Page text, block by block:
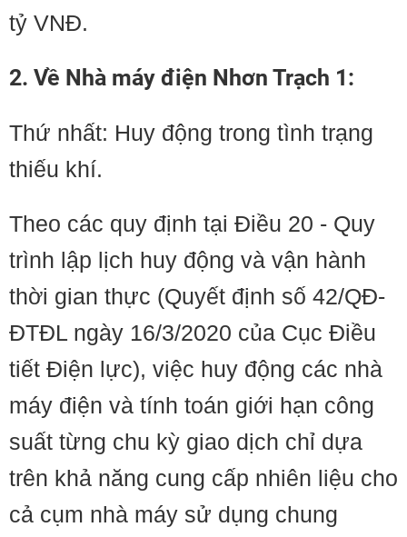
tỷ VNĐ.
2. Về Nhà máy điện Nhơn Trạch 1:
Thứ nhất: Huy động trong tình trạng
thiếu khí.
​Theo các quy định tại Điều 20 - Quy
trình lập lịch huy động và vận hành
thời gian thực (Quyết định số 42/QĐ-
ĐTĐL ngày 16/3/2020 của Cục Điều
tiết Điện lực), việc huy động các nhà
máy điện và tính toán giới hạn công
suất từng chu kỳ giao dịch chỉ dựa
trên khả năng cung cấp nhiên liệu cho
cả cụm nhà máy sử dụng chung